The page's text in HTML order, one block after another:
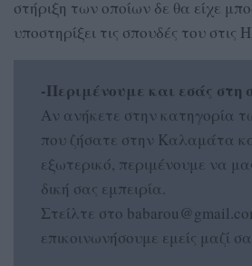
στήριξη των οποίων δε θα είχε
υποστηρίξει τις σπουδές του στις
-Περιμένουμε και εσάς στη
Αν ανήκετε στην κατηγορία
που ζήσατε στην Καλαμάτα
εξωτερικό, περιμένουμε να
δική σας εμπειρία.
Στείλτε στο
επικοινωνήσουμε εμείς μαζί